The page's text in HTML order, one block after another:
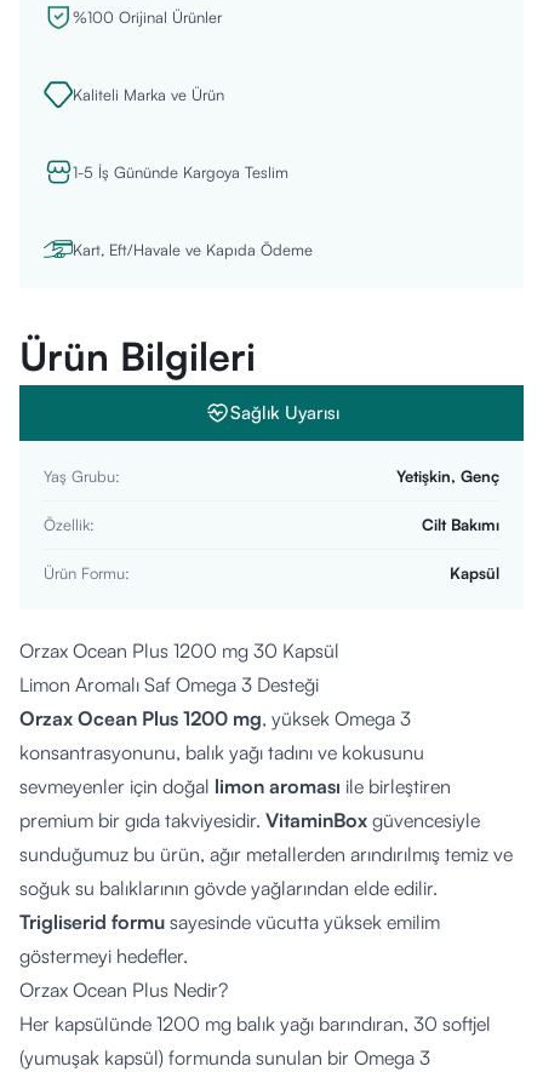
%100 Orijinal Ürünler
Kaliteli Marka ve Ürün
1-5 İş Gününde Kargoya Teslim
Kart, Eft/Havale ve Kapıda Ödeme
Ürün Bilgileri
Sağlık Uyarısı
Yaş Grubu: Yetişkin, Genç
Özellik: Cilt Bakımı
Ürün Formu: Kapsül
Orzax Ocean Plus 1200 mg 30 Kapsül
Limon Aromalı Saf Omega 3 Desteği
Orzax Ocean Plus 1200 mg, yüksek Omega 3
konsantrasyonunu, balık yağı tadını ve kokusunu
sevmeyenler için doğal limon aroması ile birleştiren
premium bir gıda takviyesidir. VitaminBox güvencesiyle
sunduğumuz bu ürün, ağır metallerden arındırılmış temiz ve
soğuk su balıklarının gövde yağlarından elde edilir.
Trigliserid formu sayesinde vücutta yüksek emilim
göstermeyi hedefler.
Orzax Ocean Plus Nedir?
Her kapsülünde 1200 mg balık yağı barındıran, 30 softjel
(yumuşak kapsül) formunda sunulan bir Omega 3